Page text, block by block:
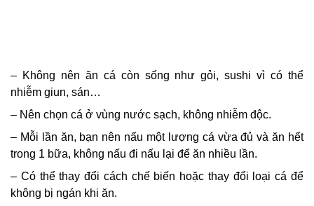
– Không nên ăn cá còn sống như gỏi, sushi vì có thể
nhiễm giun, sán…
– Nên chọn cá ở vùng nước sạch, không nhiễm độc.
– Mỗi lần ăn, bạn nên nấu một lượng cá vừa đủ và ăn hết
trong 1 bữa, không nấu đi nấu lại để ăn nhiều lần.
– Có thể thay đổi cách chế biến hoặc thay đổi loại cá để
không bị ngán khi ăn.